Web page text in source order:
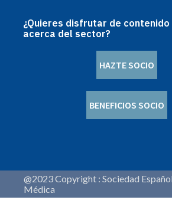
¿Quieres disfrutar de contenido
acerca del sector?
HAZTE SOCIO
BENEFICIOS SOCIO
@2023 Copyright : Sociedad
Médica